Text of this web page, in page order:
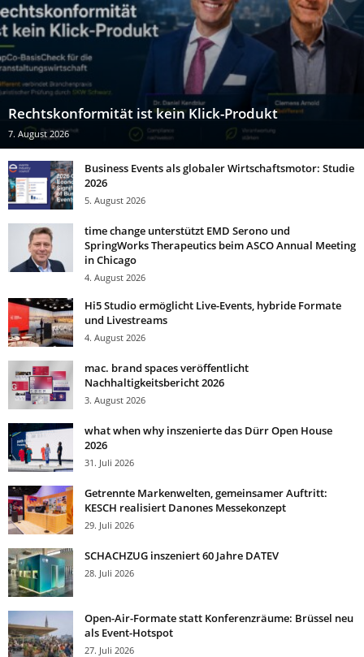
Rechtskonformität ist kein Klick-Produkt
7. August 2026
Business Events als globaler Wirtschaftsmotor: Studie
2026
5. August 2026
time change unterstützt EMD Serono und
SpringWorks Therapeutics beim ASCO Annual Meeting
in Chicago
4. August 2026
Hi5 Studio ermöglicht Live-Events, hybride Formate
und Livestreams
4. August 2026
mac. brand spaces veröffentlicht
Nachhaltigkeitsbericht 2026
3. August 2026
what when why inszenierte das Dürr Open House
2026
31. Juli 2026
Getrennte Markenwelten, gemeinsamer Auftritt:
KESCH realisiert Danones Messekonzept
29. Juli 2026
SCHACHZUG inszeniert 60 Jahre DATEV
28. Juli 2026
Open-Air-Formate statt Konferenzräume: Brüssel neu
als Event-Hotspot
27. Juli 2026